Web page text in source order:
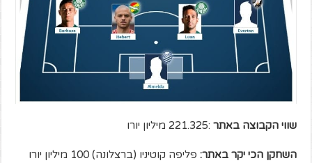
שווי הקבוצה באתר :221.325 מיליון יורו
השחקן הכי יקר באתר: פליפה קוטיניו (ברצלונה) 100 מיליון יורו